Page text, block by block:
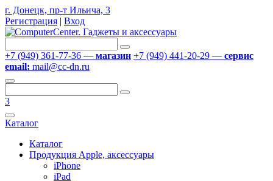
г. Донецк, пр-т Ильича, 3
Регистрация | Вход
+7 (949) 361-77-36 — магазин +7 (949) 441-20-29 — сервис
email: mail@cc-dn.ru
3
Каталог
Каталог
Продукция Apple, аксессуары
iPhone
iPad